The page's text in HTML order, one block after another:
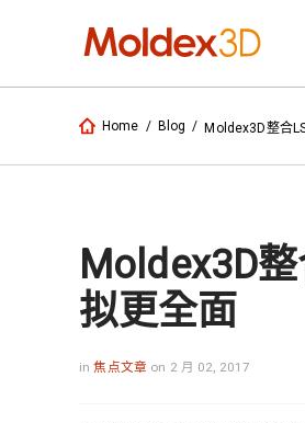
Home / Blog / Moldex3D整合
Moldex3D
拟更全面
in焦点文章 on 2 月 02, 2017